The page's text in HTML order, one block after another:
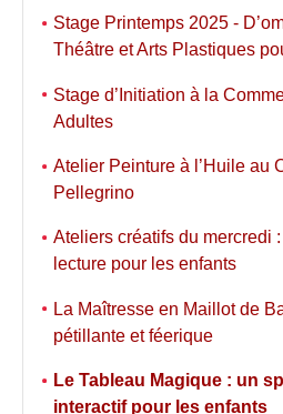
Stage Printemps 2025 -
Théâtre et Arts Plastiques
Stage d’Initiation à la
Adultes
Atelier Peinture à l’Huile au
Pellegrino
Ateliers créatifs du mercredi
lecture pour les enfants
La Maîtresse en Maillot de
pétillante et féerique
Le Tableau Magique : un
interactif pour les enfants